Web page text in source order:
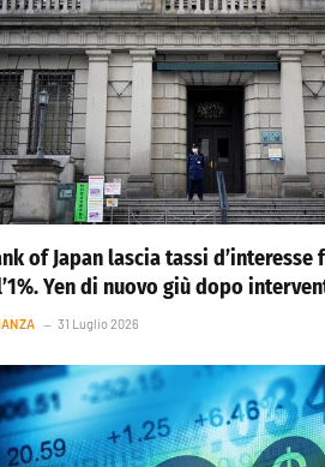
of Japan lascia tassi d’interesse
Yen di nuovo giù dopo
31 Luglio 2026